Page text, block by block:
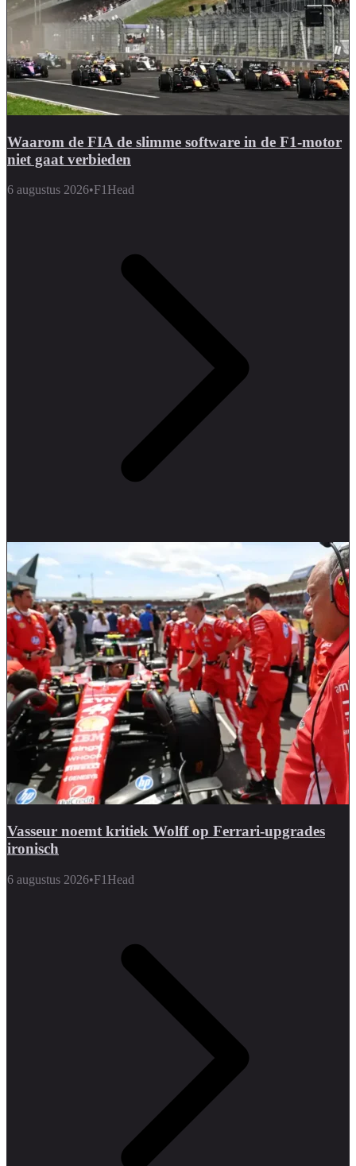
Waarom de FIA de slimme software in de F1-motor
niet gaat verbieden
6 augustus 2026•F1Head
Vasseur noemt kritiek Wolff op Ferrari-upgrades
ironisch
6 augustus 2026•F1Head